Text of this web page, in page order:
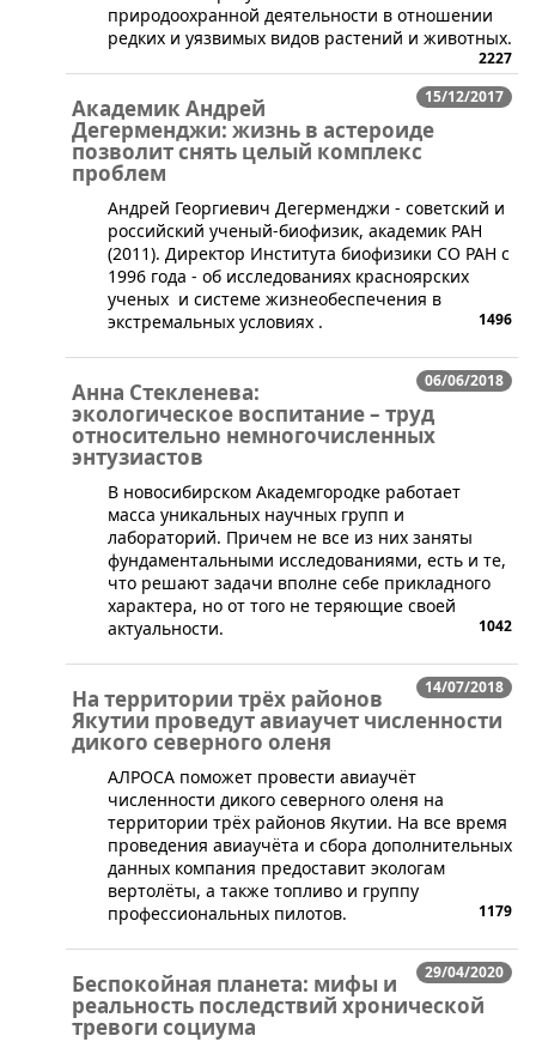
природоохранной деятельности в отношении
редких и уязвимых видов растений и животных.
2227
15/12/2017
Академик Андрей
Дегерменджи: жизнь в астероиде
позволит снять целый комплекс
проблем
​Андрей Георгиевич Дегерменджи - советский и
российский ученый-биофизик, академик РАН
(2011). Директор Института биофизики СО РАН с
1996 года - об исследованиях красноярских
ученых и системе жизнеобеспечения в
экстремальных условиях .
1496
06/06/2018
Анна Стекленева:
экологическое воспитание – труд
относительно немногочисленных
энтузиастов
В новосибирском Академгородке работает
масса уникальных научных групп и
лабораторий. Причем не все из них заняты
фундаментальными исследованиями, есть и те,
что решают задачи вполне себе прикладного
характера, но от того не теряющие своей
актуальности.
1042
14/07/2018
На территории трёх районов
Якутии проведут авиаучет численности
дикого северного оленя
​АЛРОСА поможет провести авиаучёт
численности дикого северного оленя на
территории трёх районов Якутии. На все время
проведения авиаучёта и сбора дополнительных
данных компания предоставит экологам
вертолёты, а также топливо и группу
профессиональных пилотов.
1179
29/04/2020
Беспокойная планета: мифы и
реальность последствий хронической
тревоги социума